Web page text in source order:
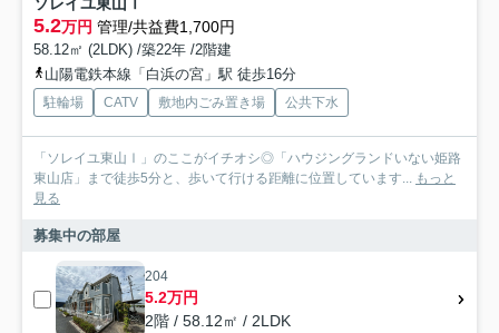
ソレイユ東山Ⅰ
5.2万円 管理/共益費1,700円
58.12㎡ (2LDK) /築22年 /2階建
山陽電鉄本線「白浜の宮」駅 徒歩16分
駐輪場 CATV 敷地内ごみ置き場 公共下水
「ソレイユ東山Ⅰ」のここがイチオシ◎「ハウジングランドいない姫路
東山店」まで徒歩5分と、歩いて行ける距離に位置しています... もっと
見る
募集中の部屋
204
5.2万円
2階 / 58.12㎡ / 2LDK